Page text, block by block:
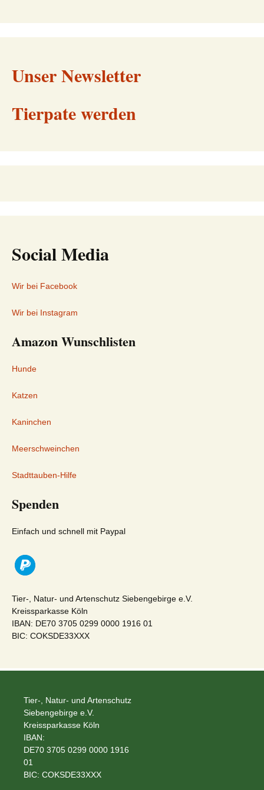
Unser Newsletter
Tierpate werden
Social Media
Wir bei Facebook
Wir bei Instagram
Amazon Wunschlisten
Hunde
Katzen
Kaninchen
Meerschweinchen
Stadttauben-Hilfe
Spenden
Einfach und schnell mit Paypal
Tier-, Natur- und Artenschutz Siebengebirge e.V.
Kreissparkasse Köln
IBAN: DE70 3705 0299 0000 1916 01
BIC: COKSDE33XXX
Tier-, Natur- und Artenschutz
Siebengebirge e.V.
Kreissparkasse Köln
IBAN:
DE70 3705 0299 0000 1916
01
BIC: COKSDE33XXX